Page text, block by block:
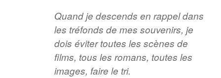
Quand je descends en rappel dans
les tréfonds de mes souvenirs, je
dois éviter toutes les scènes de
films, tous les romans, toutes les
images, faire le tri.